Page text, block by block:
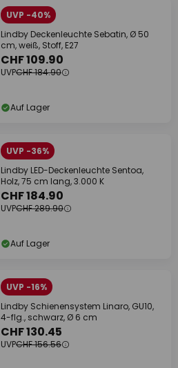
UVP -40%
Lindby Deckenleuchte Sebatin, Ø 50
cm, weiß, Stoff, E27
CHF 109.90
UVPCHF 184.90
Auf Lager
UVP -36%
Lindby LED-Deckenleuchte Sentoa,
Holz, 75 cm lang, 3.000 K
CHF 184.90
UVPCHF 289.90
Auf Lager
UVP -16%
Lindby Schienensystem Linaro, GU10,
4-flg., schwarz, Ø 6 cm
CHF 130.45
UVPCHF 156.56